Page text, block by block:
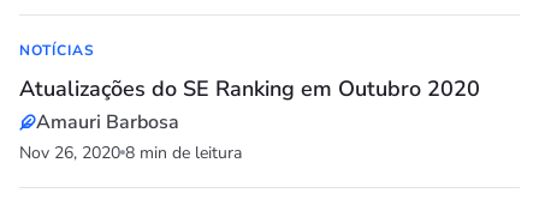
NOTÍCIAS
Atualizações do SE Ranking em Outubro 2020
Amauri Barbosa
Nov 26, 2020 8 min de leitura